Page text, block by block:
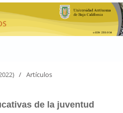
/ Artículos
de la juventud